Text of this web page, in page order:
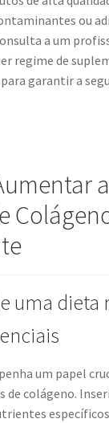
ou
a um
regime de
garantir a
a
uma dieta
um papel
de colágeno.